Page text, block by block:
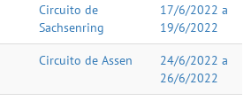
Circuito de
Sachsenring
17/6/2022 a
19/6/2022
Circuito de Assen
24/6/2022 a
26/6/2022